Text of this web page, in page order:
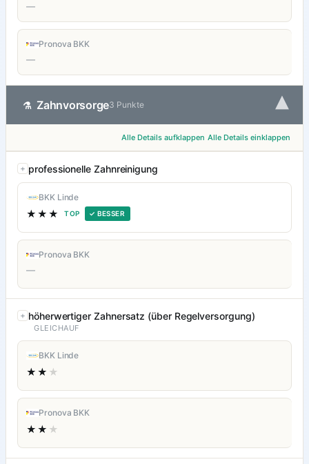
—
Pronova BKK
—
⚗ Zahnvorsorge3 Punkte ▾
Alle Details aufklappen Alle Details einklappen
professionelle Zahnreinigung
BKK Linde
★★★ TOP ✓ BESSER
Pronova BKK
—
höherwertiger Zahnersatz (über Regelversorgung)
GLEICHAUF
BKK Linde
★★ ★
Pronova BKK
★★ ★